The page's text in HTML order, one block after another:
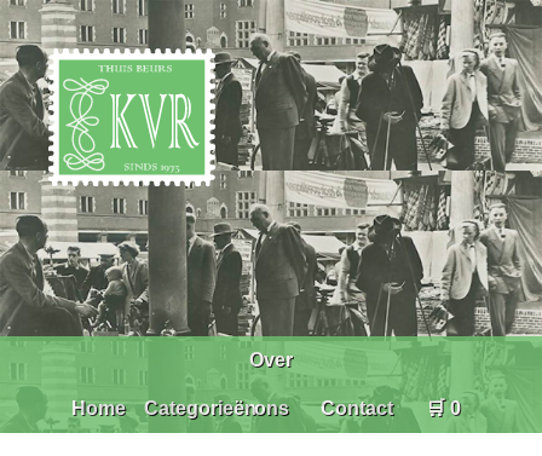
Home Categorieën
Over
ons Contact 🛒 0